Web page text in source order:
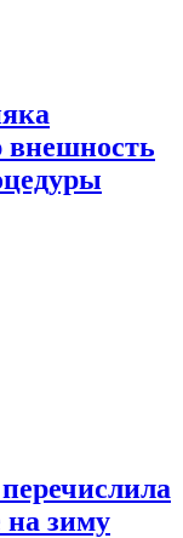
внешность
на зиму